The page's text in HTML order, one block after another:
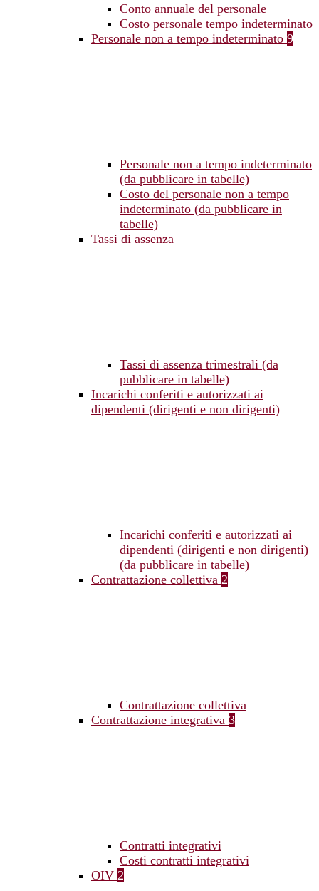
Conto annuale del personale
Costo personale tempo indeterminato
Personale non a tempo indeterminato 9
Personale non a tempo indeterminato
(da pubblicare in tabelle)
Costo del personale non a tempo
indeterminato (da pubblicare in
tabelle)
Tassi di assenza
Tassi di assenza trimestrali (da
pubblicare in tabelle)
Incarichi conferiti e autorizzati ai
dipendenti (dirigenti e non dirigenti)
Incarichi conferiti e autorizzati ai
dipendenti (dirigenti e non dirigenti)
(da pubblicare in tabelle)
Contrattazione collettiva 2
Contrattazione collettiva
Contrattazione integrativa 3
Contratti integrativi
Costi contratti integrativi
OIV 2